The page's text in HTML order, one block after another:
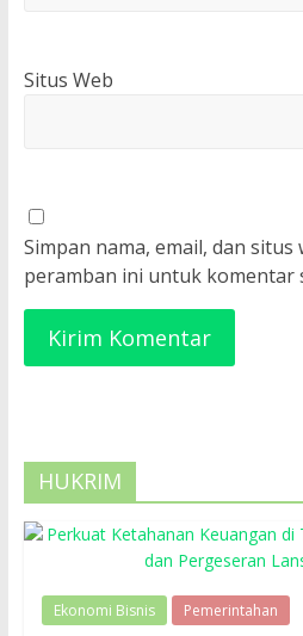
Situs Web
Simpan nama, email, dan situs
peramban ini untuk komentar
HUKRIM
Ekonomi Bisnis Pemerintahan